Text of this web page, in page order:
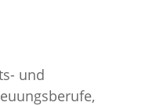
und